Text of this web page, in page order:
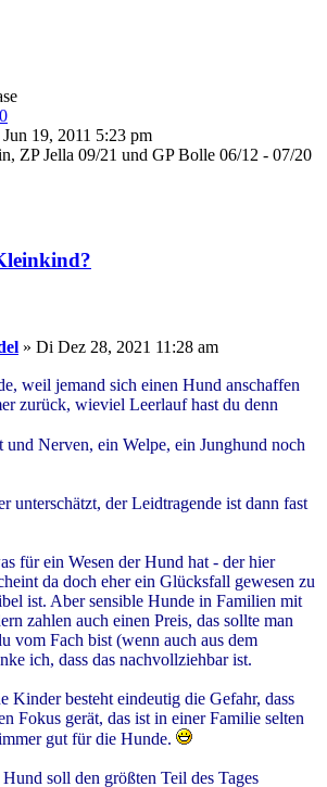
Jun 19, 2011 5:23 pm
ZP Jella 09/21 und GP Bolle 06/12 - 07/20
» Di Dez 28, 2021 11:28 am
weil jemand sich einen Hund anschaffen
zurück, wieviel Leerlauf hast du denn
Nerven, ein Welpe, ein Junghund noch
unterschätzt, der Leidtragende ist dann fast
für ein Wesen der Hund hat - der hier
da doch eher ein Glücksfall gewesen zu
ist. Aber sensible Hunde in Familien mit
zahlen auch einen Preis, das sollte man
vom Fach bist (wenn auch aus dem
ich, dass das nachvollziehbar ist.
Kinder besteht eindeutig die Gefahr, dass
Fokus gerät, das ist in einer Familie selten
gut für die Hunde.
soll den größten Teil des Tages